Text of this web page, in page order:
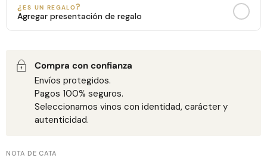
¿es un regalo?
Agregar presentación de regalo
Compra con confianza
Envíos protegidos.
Pagos 100% seguros.
Seleccionamos vinos con identidad, carácter y
autenticidad.
NOTA DE CATA